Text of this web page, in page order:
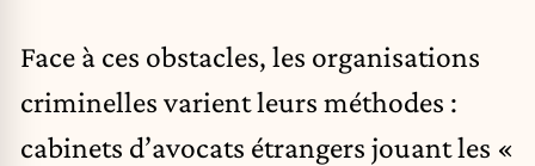
Face à ces obstacles, les organisations
criminelles varient leurs méthodes :
cabinets d’avocats étrangers jouant les «